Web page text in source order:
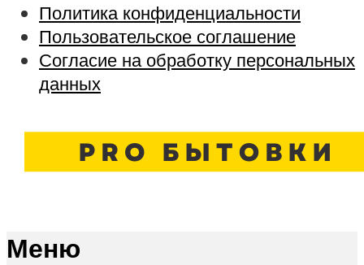
Политика конфиденциальности
Пользовательское соглашение
Согласие на обработку персональных
данных
Меню